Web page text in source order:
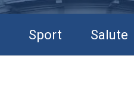
Sport Salute